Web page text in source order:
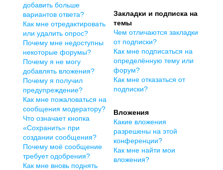
добавить больше
вариантов ответа?
Как мне отредактировать
или удалить опрос?
Почему мне недоступны
некоторые форумы?
Почему я не могу
добавлять вложения?
Почему я получил
предупреждение?
Как мне пожаловаться на
сообщения модератору?
Что означает кнопка
«Сохранить» при
создании сообщения?
Почему моё сообщение
требует одобрения?
Как мне вновь поднять
Закладки и подписка на
темы
Чем отличаются закладки
от подписки?
Как мне подписаться на
определённую тему или
форум?
Как мне отказаться от
подписки?
Вложения
Какие вложения
разрешены на этой
конференции?
Как мне найти мои
вложения?